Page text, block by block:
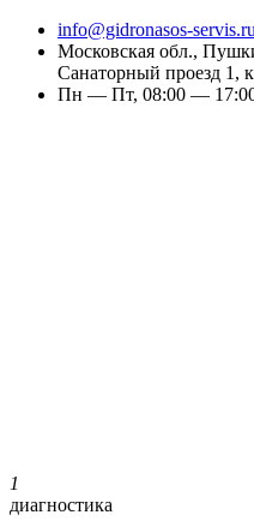
info@gidronasos-servis.ru
Московская обл.,
Санаторный проезд 1,
Пн — Пт, 08:00 —
1
диагностика